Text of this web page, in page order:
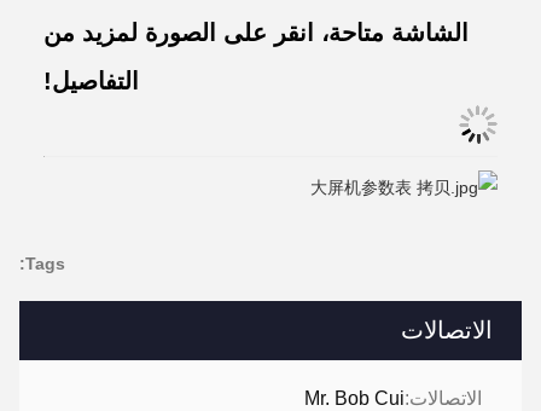
الاتصالات
الاتصالات:Mr. Bob Cui
الشاشة متاحة، انقر على الصورة لمزيد من
التفاصيل!
Tags: